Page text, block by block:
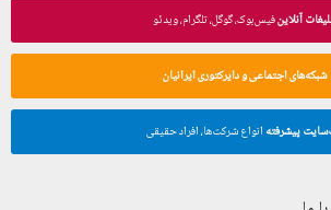
آنلاینفیس‌بوک، گوگل، تلگرام، ویدئو
شبکه‌های اجتماعی و دایرکتوری ایرانیان
پیشرفته انواع شرکت‌ها، افراد حقیقی